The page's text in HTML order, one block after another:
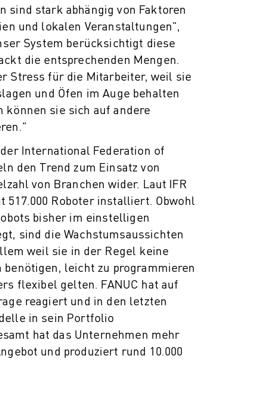
sind stark abhängig von Faktoren
und lokalen Veranstaltungen",
System berücksichtigt diese
die entsprechenden Mengen.
Stress für die Mitarbeiter, weil sie
und Öfen im Auge behalten
können sie sich auf andere
International Federation of
den Trend zum Einsatz von
von Branchen wider. Laut IFR
517.000 Roboter installiert. Obwohl
bisher im einstelligen
sind die Wachstumsaussichten
weil sie in der Regel keine
leicht zu programmieren
flexibel gelten. FANUC hat auf
reagiert und in den letzten
in sein Portfolio
hat das Unternehmen mehr
und produziert rund 10.000